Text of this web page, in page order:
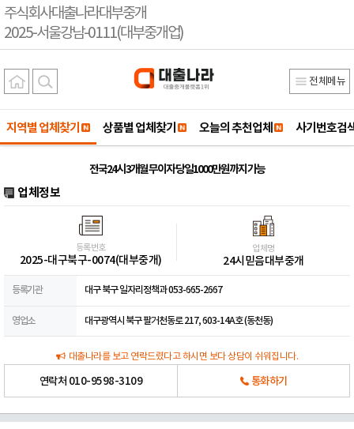
주식회사대출나라대부중개
2025-서울강남-0111(대부중개업)
전체메뉴
지역별 업체찾기 상품별 업체찾기 오늘의 추천업체 사기번호검
전국24시 3개월 무이자 당일1000만원까지 가능
업체정보
등록번호
2025-대구북구-0074(대부중개)
업체명
24시믿음대부중개
등록기관 대구 북구 일자리정책과 053-665-2667
영업소 대구광역시 북구 팔거천동로 217, 603-14A호 (동천동)
대출나라를 보고 연락드렸다고 하시면 보다 상담이 쉬워집니다.
연락처 010-9598-3109 통화하기